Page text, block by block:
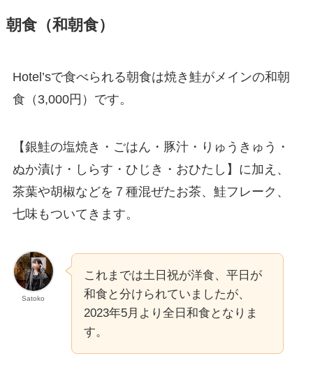
朝食（和朝食）
Hotel’sで食べられる朝食は焼き鮭がメインの和朝
食（3,000円）です。
【銀鮭の塩焼き・ごはん・豚汁・りゅうきゅう・
ぬか漬け・しらす・ひじき・おひたし】に加え、
茶葉や胡椒などを７種混ぜたお茶、鮭フレーク、
七味もついてきます。
Satoko
これまでは土日祝が洋食、平日が
和食と分けられていましたが、
2023年5月より全日和食となりま
す。